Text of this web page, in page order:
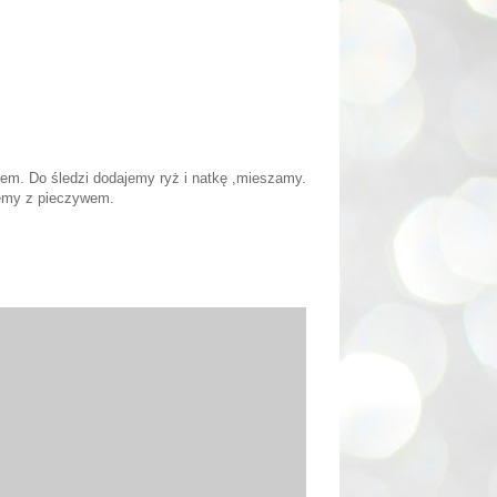
Do śledzi dodajemy ryż i natkę ,mieszamy.
z pieczywem.